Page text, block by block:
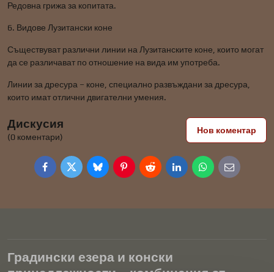
Редовна грижа за копитата.
6. Видове Лузитански коне
Съществуват различни линии на Лузитанските коне, които могат
да се различават по отношение на вида им употреба.
Линии за дресура – ​​коне, специално развъждани за дресура,
които имат отлични двигателни умения.
Дискусия
(0 коментари)
Нов коментар
FacebookTwitterBlueskyPinterestRedditLinkedInWhatsApp
E-
mail
Градински езера и конски